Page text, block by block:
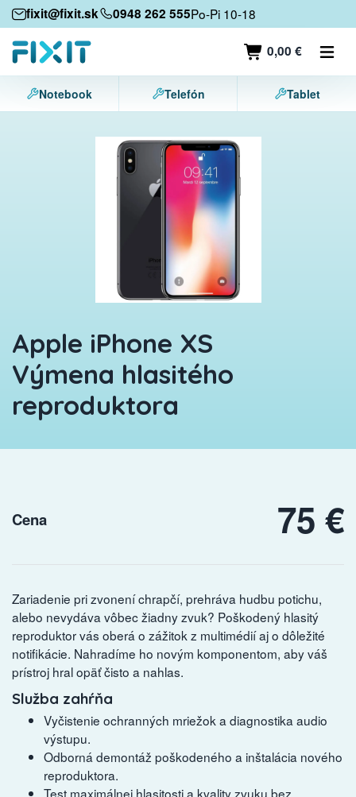
fixit@fixit.sk 0948 262 555Po-Pi 10-18
0,00 €
Mobilné zariadenia
Mobilné telefóny
Tablety
Notebook Telefón Tablet
Apple iPhone XS
Výmena hlasitého
reproduktora
Cena 75 €
Zariadenie pri zvonení chrapčí, prehráva hudbu potichu,
alebo nevydáva vôbec žiadny zvuk? Poškodený hlasitý
reproduktor vás oberá o zážitok z multimédií aj o dôležité
notifikácie. Nahradíme ho novým komponentom, aby váš
prístroj hral opäť čisto a nahlas.
Služba zahŕňa
Vyčistenie ochranných mriežok a diagnostika audio
výstupu.
Odborná demontáž poškodeného a inštalácia nového
reproduktora.
Test maximálnej hlasitosti a kvality zvuku bez